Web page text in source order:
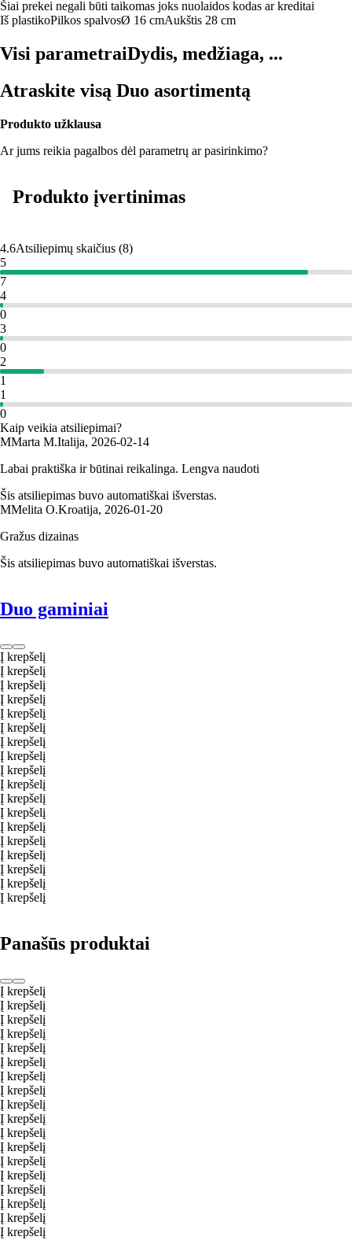
Šiai prekei negali būti taikomas joks nuolaidos kodas ar kreditai
Iš plastikoPilkos spalvosØ 16 cmAukštis 28 cm
Visi parametraiDydis, medžiaga, ...
Atraskite visą Duo asortimentą
Produkto užklausa
Ar jums reikia pagalbos dėl parametrų ar pasirinkimo?
Produkto įvertinimas
4.6Atsiliepimų skaičius (8)
5
7
4
0
3
0
2
1
1
0
Kaip veikia atsiliepimai?
MMarta M.Italija, 2026‑02‑14
Labai praktiška ir būtinai reikalinga. Lengva naudoti
Šis atsiliepimas buvo automatiškai išverstas.
MMelita O.Kroatija, 2026‑01‑20
Gražus dizainas
Šis atsiliepimas buvo automatiškai išverstas.
Duo gaminiai
Į krepšelį
Į krepšelį
Į krepšelį
Į krepšelį
Į krepšelį
Į krepšelį
Į krepšelį
Į krepšelį
Į krepšelį
Į krepšelį
Į krepšelį
Į krepšelį
Į krepšelį
Į krepšelį
Į krepšelį
Į krepšelį
Į krepšelį
Į krepšelį
Panašūs produktai
Į krepšelį
Į krepšelį
Į krepšelį
Į krepšelį
Į krepšelį
Į krepšelį
Į krepšelį
Į krepšelį
Į krepšelį
Į krepšelį
Į krepšelį
Į krepšelį
Į krepšelį
Į krepšelį
Į krepšelį
Į krepšelį
Į krepšelį
Į krepšelį